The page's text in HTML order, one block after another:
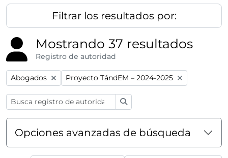
Filtrar los resultados por:
Mostrando 37 resultados
Registro de autoridad
Remove filter:
Abogados Remove filter:
Proyecto TándEM – 2024-2025
Opciones avanzadas de búsqueda